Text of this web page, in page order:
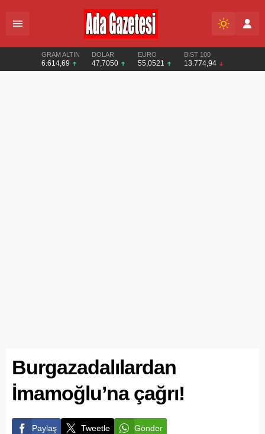
GRAM ALTIN
6.614,69
DOLAR
47,7050
EURO
55,0521
BIST 100
13.774,94
Burgazadalılardan
İmamoğlu’na çağrı!
Paylaş Tweetle Gönder